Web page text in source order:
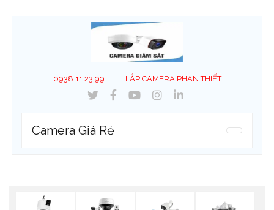
0938 11 23 99 LẮP CAMERA PHAN THIẾT
Camera Giá Rẻ